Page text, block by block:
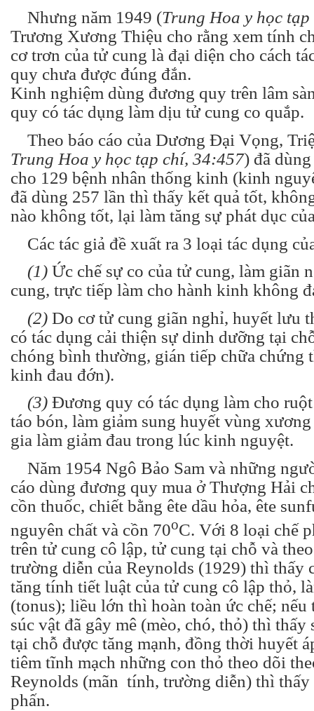
Nhưng năm 1949 (Trung Hoa y học
Trương Xương Thiệu cho rằng xem tính
cơ trơn của tử cung là đại diện cho cách
quy chưa được đúng đắn.
Kinh nghiệm dùng đương quy trên lâm
quy có tác dụng làm dịu tử cung co quắp.
Theo báo cáo của Dương Đại Vọng,
Trung Hoa y học tạp chí, 34:457) đã
cho 129 bệnh nhân thống kinh (kinh
đã dùng 257 lần thì thấy kết quả tốt,
nào không tốt, lại làm tăng sự phát dục
Các tác giả đề xuất ra 3 loại tác dụng
(1) Ức chế sự co của tử cung, làm giãn
cung, trực tiếp làm cho hành kinh không
(2) Do cơ tử cung giãn nghỉ, huyết lưu
có tác dụng cải thiện sự dinh dưỡng tại
chóng bình thường, gián tiếp chữa chứng
kinh đau đớn).
(3) Đương quy có tác dụng làm cho
táo bón, làm giảm sung huyết vùng
gia làm giảm đau trong lúc kinh nguyệt.
Năm 1954 Ngô Bảo Sam và những
cáo dùng đương quy mua ở Thượng Hải
cồn thuốc, chiết bằng ête dầu hỏa, ête
nguyên chất và cồn 70oC. Với 8 loại chế
trên tử cung cô lập, tử cung tại chỗ và
trường diễn của Reynolds (1929) thì thấy
tăng tính tiết luật của tử cung cô lập thỏ,
(tonus); liều lớn thì hoàn toàn ức chế; nếu
súc vật đã gây mê (mèo, chó, thỏ) thì thấy
tại chỗ được tăng mạnh, đồng thời huyết
tiêm tĩnh mạch những con thỏ theo dõi
Reynolds (mãn tính, trường diễn) thì thấy
phấn.